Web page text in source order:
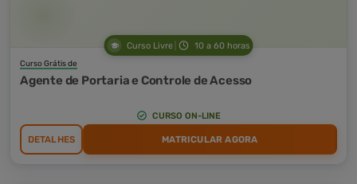
Curso Livre 10 a 60 horas
Curso Grátis de
Agente de Portaria e Controle de Acesso
CURSO ON-LINE
DETALHES MATRICULAR AGORA